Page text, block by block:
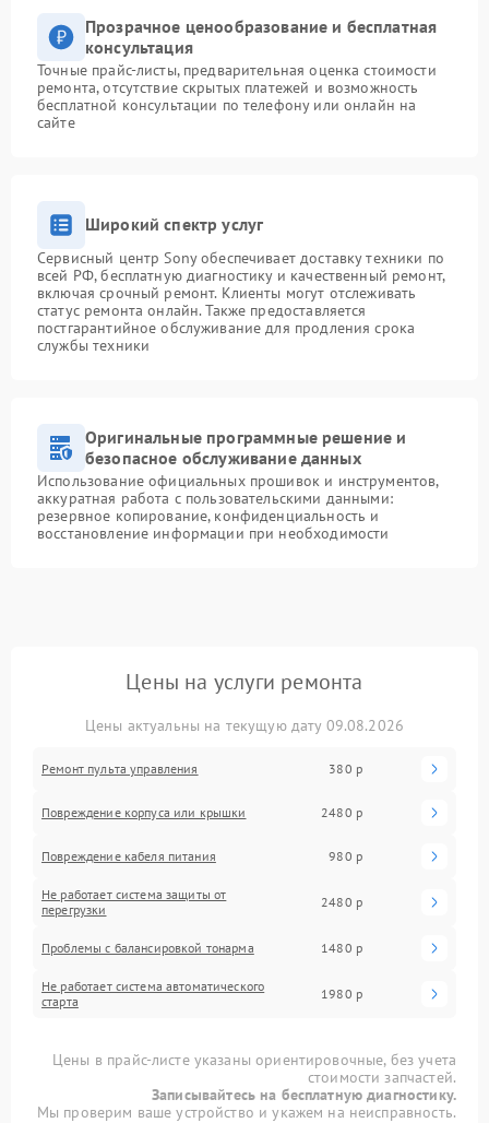
Прозрачное ценообразование и бесплатная
консультация
Точные прайс-листы, предварительная оценка стоимости
ремонта, отсутствие скрытых платежей и возможность
бесплатной консультации по телефону или онлайн на
сайте
Широкий спектр услуг
Сервисный центр Sony обеспечивает доставку техники по
всей РФ, бесплатную диагностику и качественный ремонт,
включая срочный ремонт. Клиенты могут отслеживать
статус ремонта онлайн. Также предоставляется
постгарантийное обслуживание для продления срока
службы техники
Оригинальные программные решение и
безопасное обслуживание данных
Использование официальных прошивок и инструментов,
аккуратная работа с пользовательскими данными:
резервное копирование, конфиденциальность и
восстановление информации при необходимости
Цены на услуги ремонта
Цены актуальны на текущую дату 09.08.2026
Ремонт пульта управления 380 р
Повреждение корпуса или крышки 2480 р
Повреждение кабеля питания 980 р
Не работает система защиты от
перегрузки
2480 р
Проблемы с балансировкой тонарма 1480 р
Не работает система автоматического
старта
1980 р
Цены в прайс-листе указаны ориентировочные, без учета
стоимости запчастей.
Записывайтесь на бесплатную диагностику.
Мы проверим ваше устройство и укажем на неисправность.